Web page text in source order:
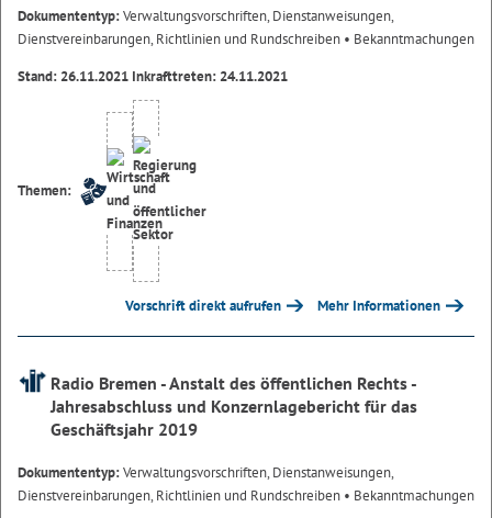
Dokumententyp:Verwaltungsvorschriften, Dienstanweisungen,
Dienstvereinbarungen, Richtlinien und Rundschreiben • Bekanntmachungen
Stand: 26.11.2021 Inkrafttreten: 24.11.2021
Themen:
Vorschrift direkt aufrufen Mehr Informationen
Radio Bremen - Anstalt des öffentlichen Rechts -
Jahresabschluss und Konzernlagebericht für das
Geschäftsjahr 2019
Dokumententyp:Verwaltungsvorschriften, Dienstanweisungen,
Dienstvereinbarungen, Richtlinien und Rundschreiben • Bekanntmachungen